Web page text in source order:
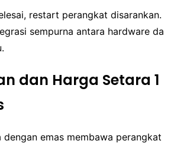
restart perangkat disarankan.
sempurna antara hardware da
dan Harga Setara 1
dengan emas membawa perangkat